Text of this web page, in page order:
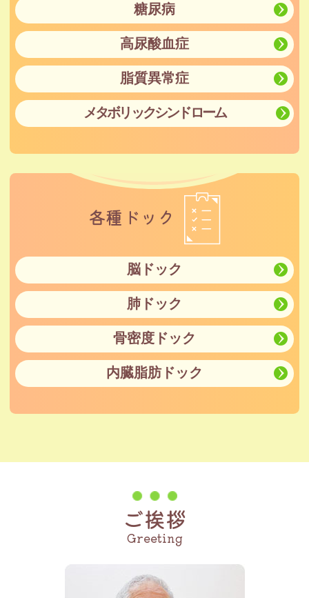
糖尿病
高尿酸血症
脂質異常症
メタボリックシンドローム
各種ドック
脳ドック
肺ドック
骨密度ドック
内臓脂肪ドック
ご挨拶
Greeting